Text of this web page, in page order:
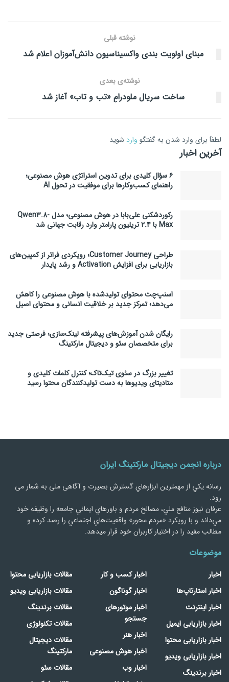
نوشته قبلی
مبنای اولویت بندی واکسیناسیون دانش‌آموزان اعلام شد
نوشته‌ی بعدی
ساخت سریال ملودرامِ «تب و تاب» آغاز شد
لطفاَ برای وارد شدن به گفتگو وارد شوید
آخرین اخبار
۶ سؤال کلیدی برای تدوین استراتژی هوش مصنوعی؛
راهنمای کسب‌وکارها برای موفقیت در تحول AI
رکوردشکنی علی‌بابا در هوش مصنوعی؛ مدل Qwen3.8-
Max با ۲.۴ تریلیون پارامتر وارد رقابت جهانی شد
طراحی Customer Journey؛ رویکردی فراتر از کمپین‌های
بازاریابی برای افزایش Activation و رشد پایدار
اسنپ‌چت محتوای تولیدشده با هوش مصنوعی را کاهش
می‌دهد؛ تمرکز جدید بر خلاقیت انسانی و محتوای اصیل
رایگان شدن آموزش‌های پیشرفته لینک‌سازی؛ فرصتی جدید
برای متخصصان سئو و دیجیتال مارکتینگ
تغییر بزرگ در سئوی تیک‌تاک؛ کنترل کلمات کلیدی و
متادیتای ویدیوها به دست تولیدکنندگان محتوا رسید
درباره انجمن دیجیتال مارکتینگ ایران
رسانه يكي از مهمترین ابزارهاي گسترش بصیرت و آگاهی ملی به شمار می
رود.
عرفان نیوز منافع ملي، مصالح مردم و باورهاي ايماني جامعه را وظيفه خود
مي‌داند و با رويكرد «مردم‌ محور» واقعيت‌هاي اجتماعي را رصد کرده و
مطالب مفید را در اختیار کاربران خود قرار میدهد.
موضوعات
اخبار
اخبار استارتاپ‌ها
اخبار اینترنت
اخبار بازاریابی ایمیل
اخبار بازاریابی محتوا
اخبار بازاریابی ویدیو
اخبار برندینگ
اخبار کسب و کار
اخبار گوناگون
اخبار موتورهای
جستجو
اخبار هنر
اخبار هوش مصنوعی
اخبار وب
مقالات بازاریابی محتوا
مقالات بازاریابی ویدیو
مقالات برندینگ
مقالات تکنولوژی
مقالات دیجیتال
مارکتینگ
مقالات سئو